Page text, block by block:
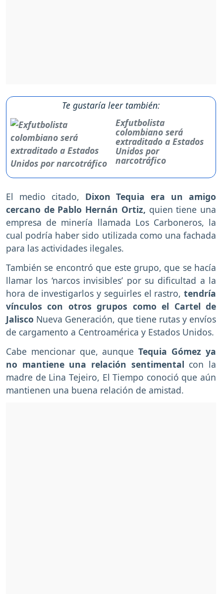
Te gustaría leer también:
Exfutbolista
colombiano será
extraditado a Estados
Unidos por
narcotráfico
El medio citado, Dixon Tequia era un amigo
cercano de Pablo Hernán Ortiz, quien tiene una
empresa de minería llamada Los Carboneros, la
cual podría haber sido utilizada como una fachada
para las actividades ilegales.
También se encontró que este grupo, que se hacía
llamar los ‘narcos invisibles’ por su dificultad a la
hora de investigarlos y seguirles el rastro, tendría
vínculos con otros grupos como el Cartel de
Jalisco Nueva Generación, que tiene rutas y envíos
de cargamento a Centroamérica y Estados Unidos.
Cabe mencionar que, aunqueTequia Gómez ya
no mantiene una relación sentimental con la
madre de Lina Tejeiro, El Tiempo conoció que aún
mantienen una buena relación de amistad.